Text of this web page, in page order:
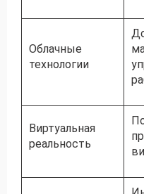
Облачные
технологии
Виртуальная
реальность